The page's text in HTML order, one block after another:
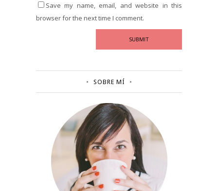
Save my name, email, and website in this
browser for the next time I comment.
SOBRE MÍ